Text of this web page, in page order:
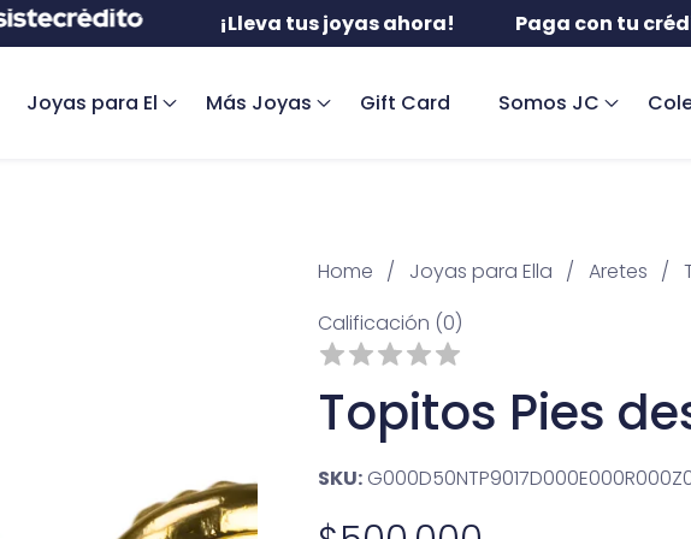
¡Lleva tus joyas ahora! Paga con tu crédito
Joyas para El Más Joyas Gift Card Somos JC
Home Joyas para Ella Aretes
Calificación (0)
Topitos Pies
SKU: